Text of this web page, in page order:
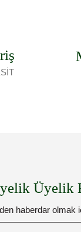
Üyelik
haberdar olmak